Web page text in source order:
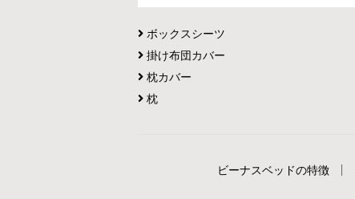
ボックスシーツ
掛け布団カバー
枕カバー
枕
ビーナスベッドの特徴